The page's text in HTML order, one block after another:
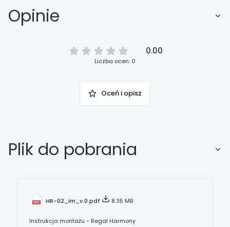
Opinie
0.00
Liczba ocen: 0
Oceń i opisz
Plik do pobrania
HR-02_im_v.0.pdf 8.35 MB
Instrukcja montażu - Regał Harmony